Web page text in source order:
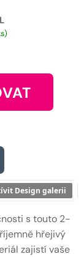
s touto 2-
hřejivý
zajistí vaše
Design galerii